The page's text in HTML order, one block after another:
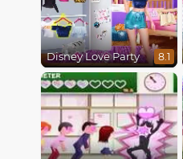
Disney Love Party 8.1